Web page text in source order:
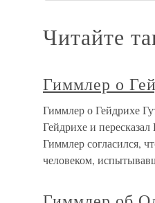
Читайте
Гиммлер о
Гиммлер о Гейдрихе
Гейдрихе и
Гиммлер согласился,
человеком,